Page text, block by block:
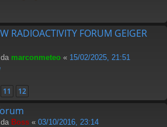
RADIOACTIVITY FORUM GEIGER
marconmeteo « 15/02/2025, 21:51
11 12
Boss « 03/10/2016, 23:14